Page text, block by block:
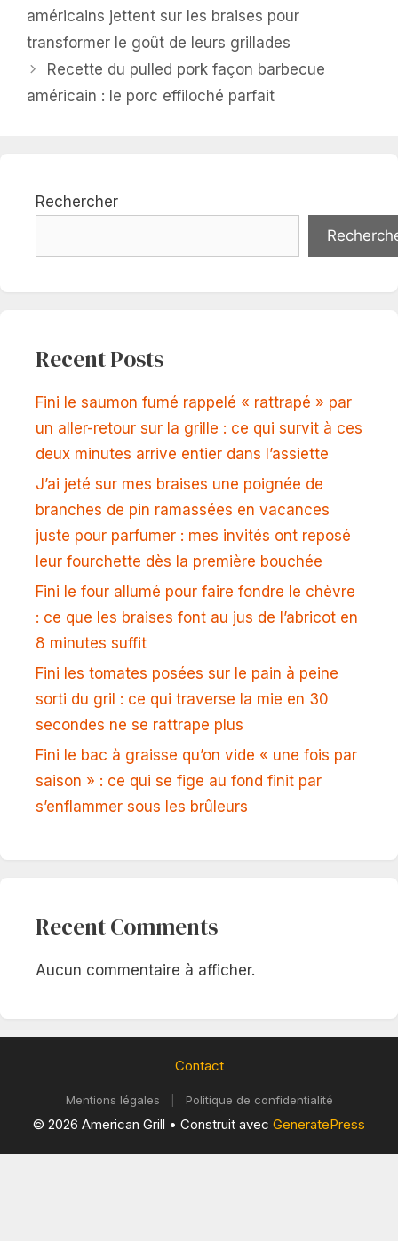
américains jettent sur les braises pour
transformer le goût de leurs grillades
Recette du pulled pork façon barbecue
américain : le porc effiloché parfait
Rechercher
Recent Posts
Fini le saumon fumé rappelé « rattrapé » par
un aller-retour sur la grille : ce qui survit à ces
deux minutes arrive entier dans l’assiette
J’ai jeté sur mes braises une poignée de
branches de pin ramassées en vacances
juste pour parfumer : mes invités ont reposé
leur fourchette dès la première bouchée
Fini le four allumé pour faire fondre le chèvre
: ce que les braises font au jus de l’abricot en
8 minutes suffit
Fini les tomates posées sur le pain à peine
sorti du gril : ce qui traverse la mie en 30
secondes ne se rattrape plus
Fini le bac à graisse qu’on vide « une fois par
saison » : ce qui se fige au fond finit par
s’enflammer sous les brûleurs
Recent Comments
Aucun commentaire à afficher.
Contact
Mentions légales Politique de confidentialité
© 2026 American Grill • Construit avec GeneratePress